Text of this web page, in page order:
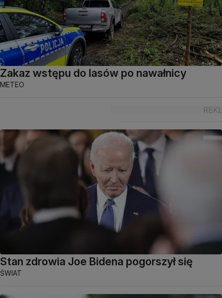
Zakaz wstępu do lasów po nawałnicy
METEO
Stan zdrowia Joe Bidena pogorszył się
ŚWIAT